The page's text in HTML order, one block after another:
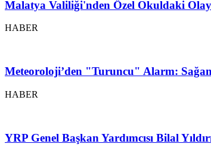
Malatya Valiliği'nden Özel Okuldaki Olay
HABER
Meteoroloji’den "Turuncu" Alarm:
HABER
YRP Genel Başkan Yardımcısı Bilal